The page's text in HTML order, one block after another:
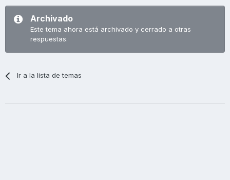
Archivado
Este tema ahora está archivado y cerrado a otras
respuestas.
Ir a la lista de temas